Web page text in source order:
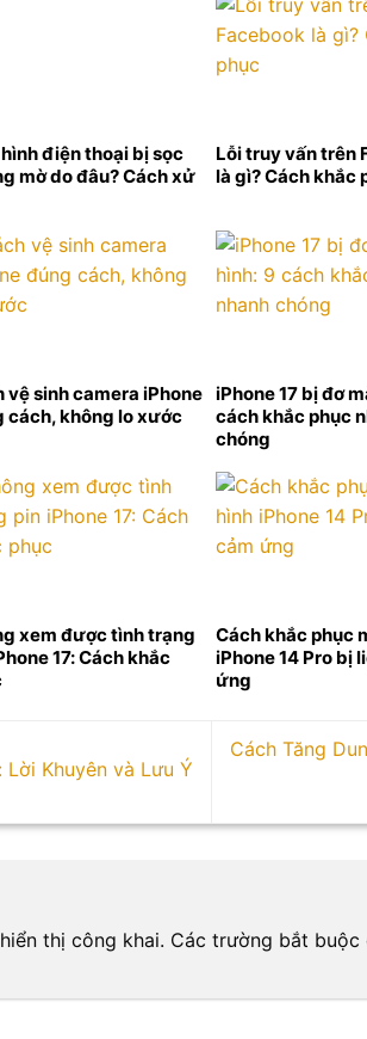
điện thoại bị sọc
mờ do đâu? Cách xử
Lỗi truy vấn trên
là gì? Cách khắc
vệ sinh camera iPhone
cách, không lo xước
iPhone 17 bị đơ
cách khắc phục
chóng
xem được tình trạng
17: Cách khắc
Cách khắc phục
iPhone 14 Pro bị
ứng
Lời Khuyên và Lưu Ý
Cách Tăng
thị công khai. Các trường bắt buộc